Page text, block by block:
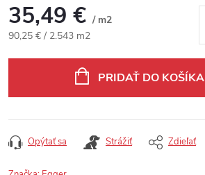
35,49 € / m2
Jednotková cena:
90,25 € / 2.543 m2
PRIDAŤ DO KOŠÍKA
Opýtať sa Strážiť Zdieľať